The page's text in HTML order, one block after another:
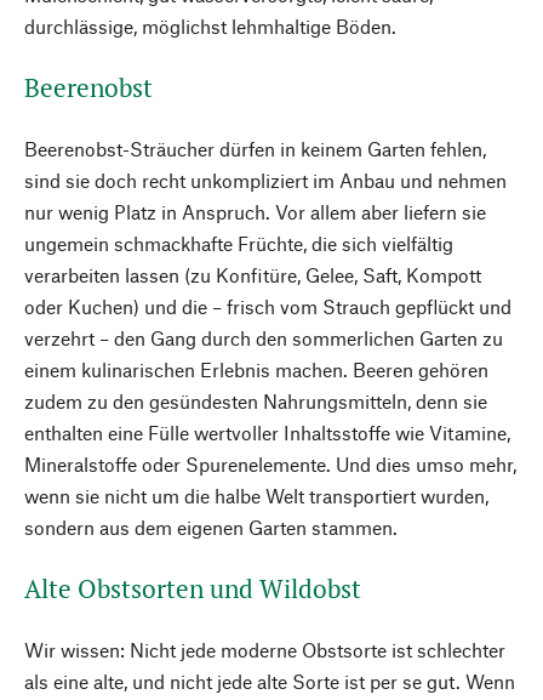
durchlässige, möglichst lehmhaltige Böden.
Beerenobst
Beerenobst-Sträucher dürfen in keinem Garten fehlen,
sind sie doch recht unkompliziert im Anbau und nehmen
nur wenig Platz in Anspruch. Vor allem aber liefern sie
ungemein schmackhafte Früchte, die sich vielfältig
verarbeiten lassen (zu Konfitüre, Gelee, Saft, Kompott
oder Kuchen) und die – frisch vom Strauch gepflückt und
verzehrt – den Gang durch den sommerlichen Garten zu
einem kulinarischen Erlebnis machen. Beeren gehören
zudem zu den gesündesten Nahrungsmitteln, denn sie
enthalten eine Fülle wertvoller Inhaltsstoffe wie Vitamine,
Mineralstoffe oder Spurenelemente. Und dies umso mehr,
wenn sie nicht um die halbe Welt transportiert wurden,
sondern aus dem eigenen Garten stammen.
Alte Obstsorten und Wildobst
Wir wissen: Nicht jede moderne Obstsorte ist schlechter
als eine alte, und nicht jede alte Sorte ist per se gut. Wenn